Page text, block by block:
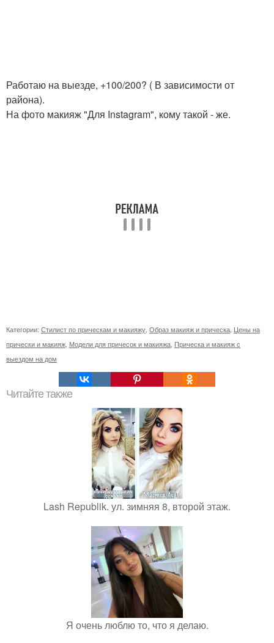
Работаю на выезде, +100/200? ( В зависимости от
района).
На фото макияж "Для Instagram", кому такой - же.
Категории: Стилист по прическам и макияжу Образ макияж и прическа Цены на
прически и макияж Модели для причесок и макияжа Прическа и макияж с
выездом на дом
Читайте также
Lash Republik. ул. зимняя 8, второй этаж.
Я очень люблю то, что я делаю.